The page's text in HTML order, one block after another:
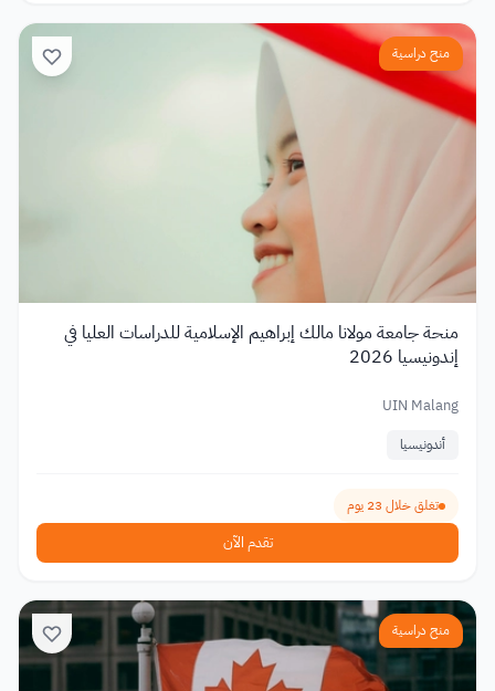
منح دراسية
منحة جامعة مولانا مالك إبراهيم الإسلامية للدراسات العليا في
إندونيسيا 2026
UIN Malang
أندونيسيا
تغلق خلال 23 يوم
تقدم الآن
منح دراسية